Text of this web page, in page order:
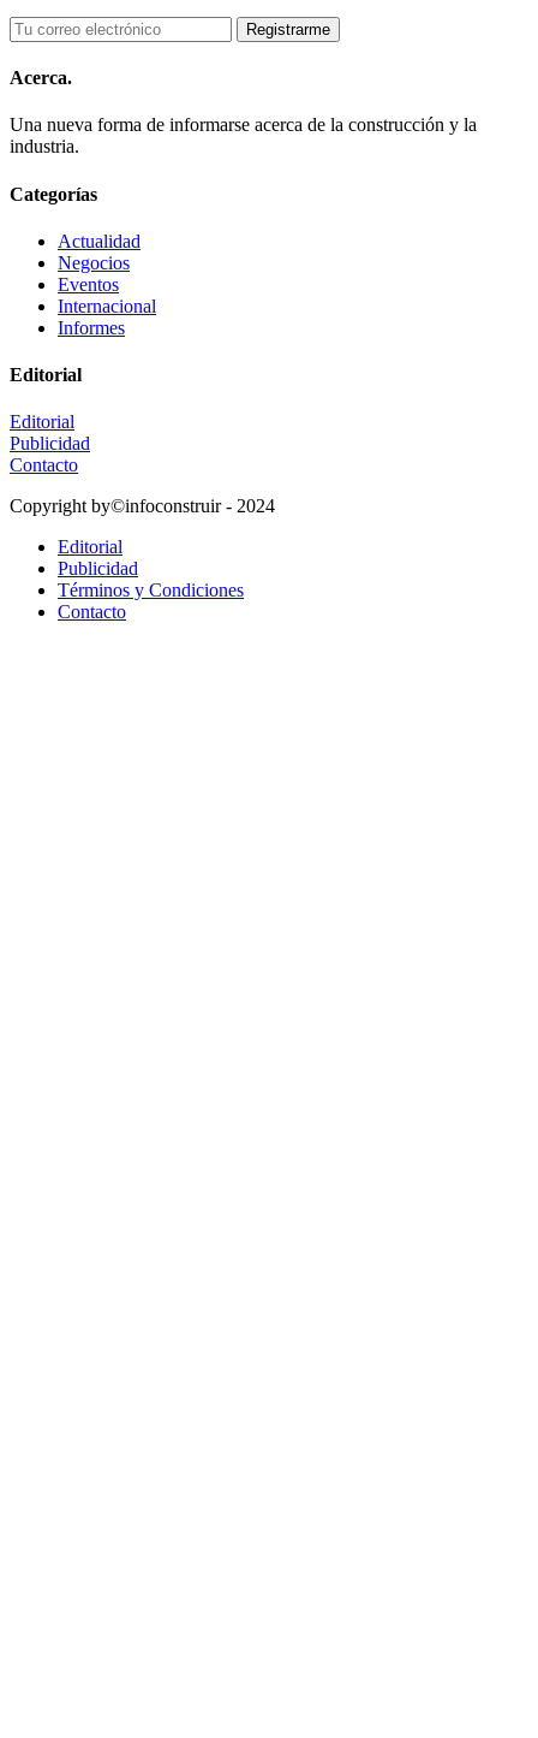
Acerca.
Una nueva forma de informarse acerca de la construcción y la
industria.
Categorías
Actualidad
Negocios
Eventos
Internacional
Informes
Editorial
Editorial
Publicidad
Contacto
Copyright by©infoconstruir - 2024
Editorial
Publicidad
Términos y Condiciones
Contacto